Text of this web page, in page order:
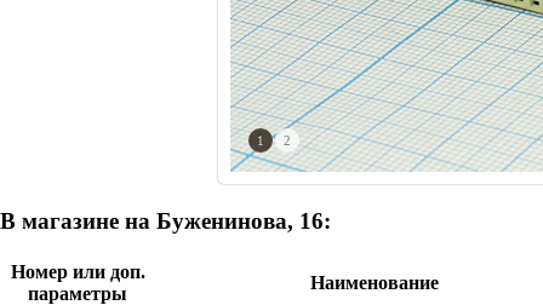
1 2
В магазине на Буженинова, 16:
Номер или доп.
параметры
Наименование